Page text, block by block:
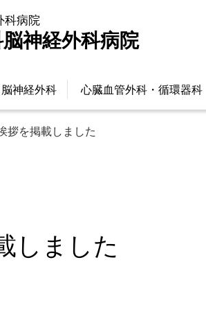
科病院
神経外科病院
脳神経外科 心臓血管外科・循環器科
拶を掲載しました
しました